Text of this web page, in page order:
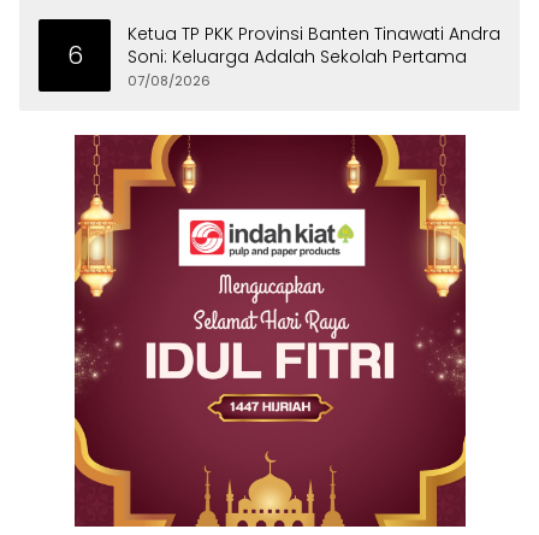
6
Ketua TP PKK Provinsi Banten Tinawati Andra
Soni: Keluarga Adalah Sekolah Pertama
07/08/2026